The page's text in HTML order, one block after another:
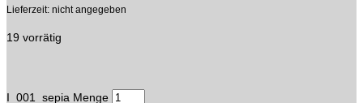
Lieferzeit: nicht angegeben
19 vorrätig
I_001_sepia Menge